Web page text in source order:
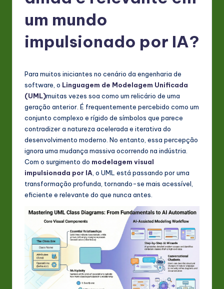
rt
L
in
A
um mundo
impulsionado por IA?
Para muitos iniciantes no cenário da engenharia de
software, o Linguagem de Modelagem Unificada
(UML)muitas vezes soa como um relicário de uma
geração anterior. É frequentemente percebido como um
conjunto complexo e rígido de símbolos que parece
contradizer a natureza acelerada e iterativa do
desenvolvimento moderno. No entanto, essa percepção
ignora uma mudança massiva ocorrendo na indústria.
Com o surgimento do modelagem visual
impulsionada por IA , o UML está passando por uma
transformação profunda, tornando-se mais acessível,
eficiente e relevante do que nunca antes.